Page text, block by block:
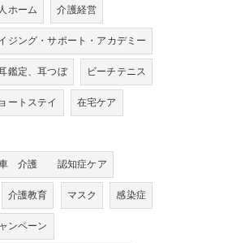
ホーム
介護経営
ジング・サポート・アカデミー
鑑定、耳つぼ
ビーチテニス
ートステイ
在宅ケア
車 介護 認知症ケア
介護教育 マスク
感染症
ンペーン